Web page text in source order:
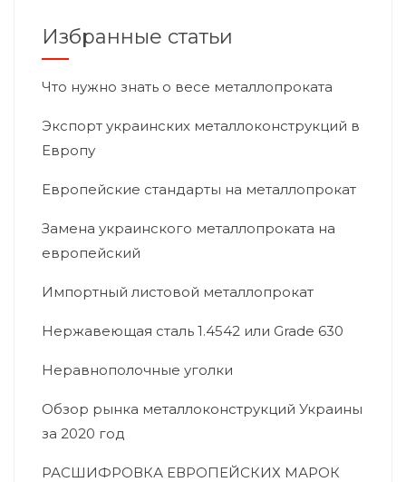
Избранные статьи
Что нужно знать о весе металлопроката
Экспорт украинских металлоконструкций в
Европу
Европейские стандарты на металлопрокат
Замена украинского металлопроката на
европейский
Импортный листовой металлопрокат
Нержавеющая сталь 1.4542 или Grade 630
Неравнополочные уголки
Обзор рынка металлоконструкций Украины
за 2020 год
РАСШИФРОВКА ЕВРОПЕЙСКИХ МАРОК